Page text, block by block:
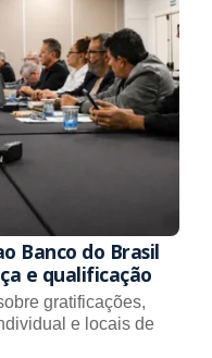
Banco do Brasil
e qualificação
gratificações,
e locais de